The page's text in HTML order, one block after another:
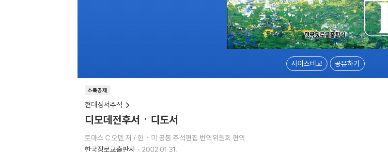
사이즈비교 공유하기
소득공제
현대성서주석
디모데전후서ㆍ디도서
토마스 C.오덴 저 / 한ㆍ미 공동 주석편집 번역위원회 편역
한국장로교출판사
2002.01.31.